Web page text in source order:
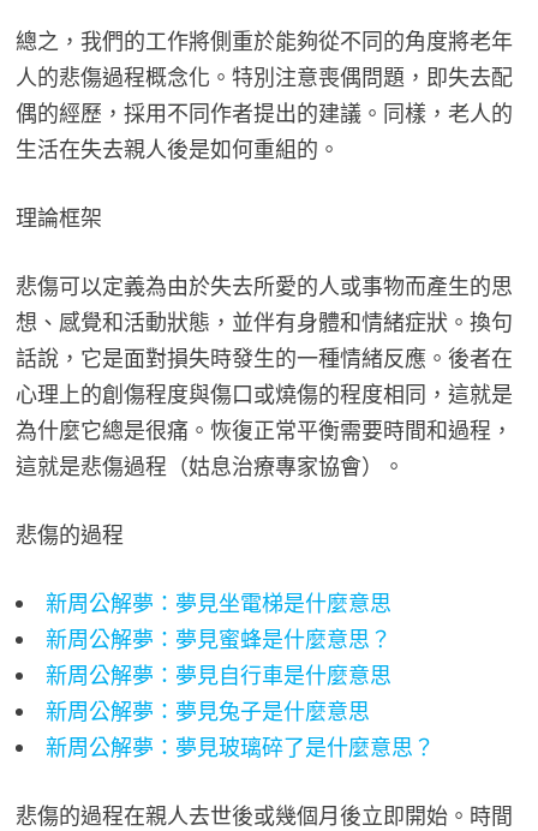
總之，我們的工作將側重於能夠從不同的角度將老年
人的悲傷過程概念化。特別注意喪偶問題，即失去配
偶的經歷，採用不同作者提出的建議。同樣，老人的
生活在失去親人後是如何重組的。
理論框架
悲傷可以定義為由於失去所愛的人或事物而產生的思
想、感覺和活動狀態，並伴有身體和情緒症狀。換句
話說，它是面對損失時發生的一種情緒反應。後者在
心理上的創傷程度與傷口或燒傷的程度相同，這就是
為什麼它總是很痛。恢復正常平衡需要時間和過程，
這就是悲傷過程（姑息治療專家協會）。
悲傷的過程
新周公解夢：夢見坐電梯是什麼意思
新周公解夢：夢見蜜蜂是什麼意思？
新周公解夢：夢見自行車是什麼意思
新周公解夢：夢見兔子是什麼意思
新周公解夢：夢見玻璃碎了是什麼意思？
悲傷的過程在親人去世後或幾個月後立即開始。時間